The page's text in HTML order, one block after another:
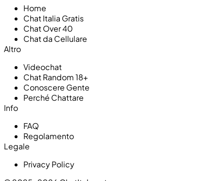
Home
Chat Italia Gratis
Chat Over 40
Chat da Cellulare
Altro
Videochat
Chat Random 18+
Conoscere Gente
Perché Chattare
Info
FAQ
Regolamento
Legale
Privacy Policy